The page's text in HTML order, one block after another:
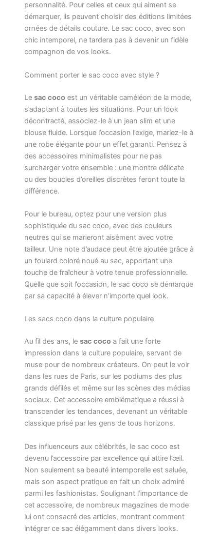
personnalité. Pour celles et ceux qui aiment se
démarquer, ils peuvent choisir des éditions limitées
ornées de détails couture. Le sac coco, avec son
chic intemporel, ne tardera pas à devenir un fidèle
compagnon de vos looks.
Comment porter le sac coco avec style ?
Le sac coco est un véritable caméléon de la mode,
s’adaptant à toutes les situations. Pour un look
décontracté, associez-le à un jean slim et une
blouse fluide. Lorsque l’occasion l’exige, mariez-le à
une robe élégante pour un effet garanti. Pensez à
des accessoires minimalistes pour ne pas
surcharger votre ensemble : une montre délicate
ou des boucles d’oreilles discrètes feront toute la
différence.
Pour le bureau, optez pour une version plus
sophistiquée du sac coco, avec des couleurs
neutres qui se marieront aisément avec votre
tailleur. Une note d’audace peut être ajoutée grâce à
un foulard coloré noué au sac, apportant une
touche de fraîcheur à votre tenue professionnelle.
Quelle que soit l’occasion, le sac coco se démarque
par sa capacité à élever n’importe quel look.
Les sacs coco dans la culture populaire
Au fil des ans, le sac coco a fait une forte
impression dans la culture populaire, servant de
muse pour de nombreux créateurs. On peut le voir
dans les rues de Paris, sur les podiums des plus
grands défilés et même sur les scènes des médias
sociaux. Cet accessoire emblématique a réussi à
transcender les tendances, devenant un véritable
classique prisé par les gens de tous horizons.
Des influenceurs aux célébrités, le sac coco est
devenu l’accessoire par excellence qui attire l’œil.
Non seulement sa beauté intemporelle est saluée,
mais son aspect pratique en fait un choix admiré
parmi les fashionistas. Soulignant l’importance de
cet accessoire, de nombreux magazines de mode
lui ont consacré des articles, montrant comment
intégrer ce sac élégamment dans divers looks.